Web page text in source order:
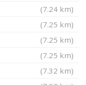
(7.24 km)
(7.25 km)
(7.25 km)
(7.25 km)
(7.32 km)